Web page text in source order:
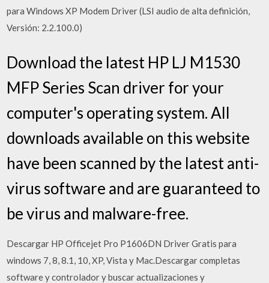
para Windows XP Modem Driver (LSI audio de alta definición,
Versión: 2.2.100.0)
Download the latest HP LJ M1530
MFP Series Scan driver for your
computer's operating system. All
downloads available on this website
have been scanned by the latest anti-
virus software and are guaranteed to
be virus and malware-free.
Descargar HP Officejet Pro P1606DN Driver Gratis para
windows 7, 8, 8.1, 10, XP, Vista y Mac.Descargar completas
software y controlador y buscar actualizaciones y